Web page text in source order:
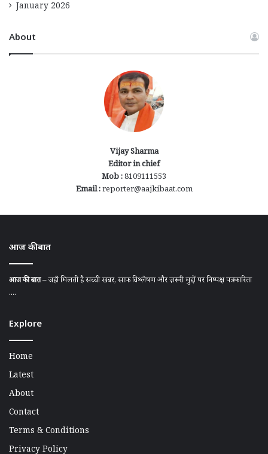
January 2026
About
Vijay Sharma
Editor in chief
Mob :8109111553
Email :reporter@aajkibaat.com
आज की बात
आज की बात– जहाँ मिलती है सच्ची खबर, साफ़ विश्लेषण और ज़रूरी मुद्दों पर निष्पक्ष पत्रकारिता
....
Explore
Home
Latest
About
Contact
Terms & Conditions
Privacy Policy